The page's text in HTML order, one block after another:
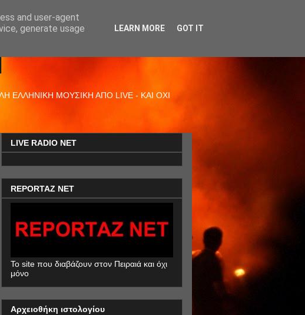
ΕΛΛΗΝΙΚΗ ΜΟΥΣΙΚΗ ΑΠΟ LIVE - ΚΑΙ ΟΧΙ
LIVE RADIO NET
REPORTAZ NET
To site που διαβάζουν στον Πειραιά και όχι
μόνο
Αρχειοθήκη ιστολογίου
and user-agent
generate usage
LEARN MORE GOT IT